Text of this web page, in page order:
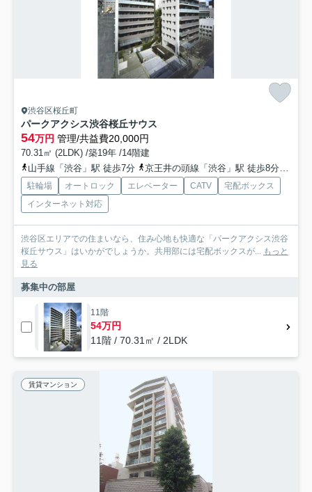
渋谷区桜丘町
パークアクシス渋谷桜丘サウス
54万円 管理/共益費20,000円
70.31㎡ (2LDK) /築19年 /14階建
山手線「渋谷」駅 徒歩7分
京王井の頭線「渋谷」駅 徒歩8分
駐輪場 オートロック エレベーター CATV
宅配ボックス
インターネット対応
渋谷区エリアでの住まいなら、住み心地も快適な「パークアクシス渋谷
桜丘サウス」はいかがでしょうか。共用部には宅配ボックスが... もっと
見る
募集中の部屋
11階
54万円
11階 / 70.31㎡ / 2LDK
賃貸マンション